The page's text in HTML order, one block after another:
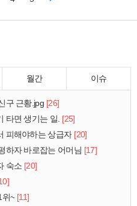
월간 이슈
구 근황.jpg [26]
타면 생기는 일. [25]
피해야하는 상급자 [20]
하자 바로잡는 어머님 [17]
숙소 [20]
위~ [11]